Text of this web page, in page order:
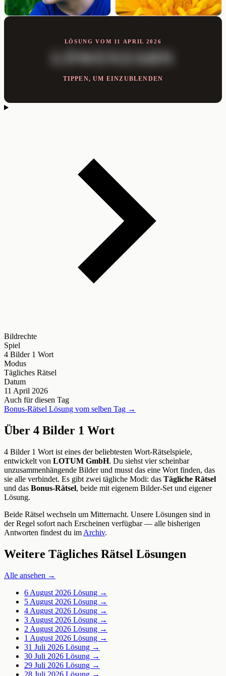
LÖSUNG VOM 11 APRIL 2026
LÖWENZAHN
TIPPEN, UM EINZUBLENDEN
Bildrechte
Spiel
4 Bilder 1 Wort
Modus
Tägliches Rätsel
Datum
11 April 2026
Auch für diesen Tag
Bonus-Rätsel Lösung vom selben Tag →
Über 4 Bilder 1 Wort
4 Bilder 1 Wort ist eines der beliebtesten Wort-Rätselspiele,
entwickelt von LOTUM GmbH. Du siehst vier scheinbar
unzusammenhängende Bilder und musst das eine Wort finden, das
sie alle verbindet. Es gibt zwei tägliche Modi: das Tägliche Rätsel
und das Bonus-Rätsel, beide mit eigenem Bilder-Set und eigener
Lösung.
Beide Rätsel wechseln um Mitternacht. Unsere Lösungen sind in
der Regel sofort nach Erscheinen verfügbar — alle bisherigen
Antworten findest du im Archiv.
Weitere Tägliches Rätsel Lösungen
Alle ansehen →
6 August 2026 Lösung →
5 August 2026 Lösung →
4 August 2026 Lösung →
3 August 2026 Lösung →
2 August 2026 Lösung →
1 August 2026 Lösung →
31 Juli 2026 Lösung →
30 Juli 2026 Lösung →
29 Juli 2026 Lösung →
28 Juli 2026 Lösung →